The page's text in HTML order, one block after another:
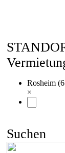
Rosheim
×
Suchen